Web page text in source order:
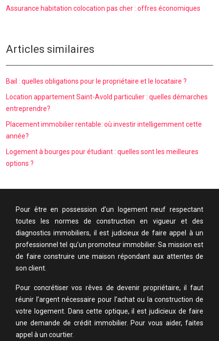
Assurance habitation colocation pas cher : offres économiques
Articles similaires
Bail : quelles obligations pour le propriétaire et le locataire ?
Location appartement Saint-Avold particulier : quelles démarches
entreprendre?
Placement immobilier rentable: où investir intelligemment cette
année?
Logement à bourges pour étudiant : quelles sont les meilleures
options ?
Pour être en possession d’un logement neuf respectant
toutes les normes de construction en vigueur et des
diagnostics immobiliers, il est judicieux de faire appel à un
professionnel tel qu’un promoteur immobilier. Sa mission est
de faire construire une maison répondant aux attentes de
son client.
Pour concrétiser vos rêves de devenir propriétaire, il faut
réunir l’argent nécessaire pour l’achat ou la construction de
votre logement. Dans cette optique, il est judicieux de faire
une demande de crédit immobilier. Pour vous aider, faites
appel à un courtier.